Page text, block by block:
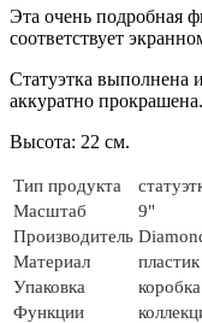
Эта очень подробная
соответствует
Статуэтка выполнена
аккуратно прокрашена.
Высота: 22 см.
Тип продукта
Масштаб
9"
Производитель
Материал
пластик
Упаковка
Функции